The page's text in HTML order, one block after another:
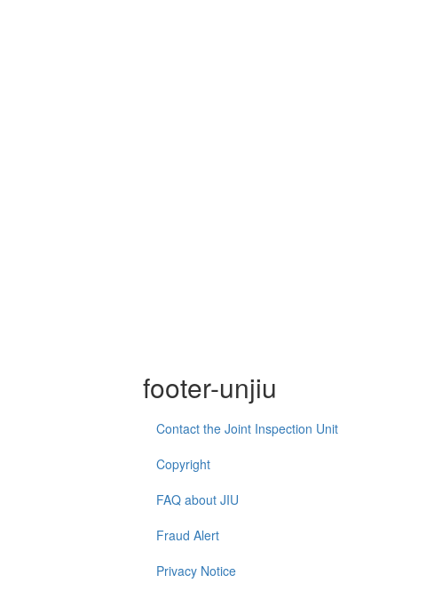
footer-unjiu
Contact the Joint Inspection Unit
Copyright
FAQ about JIU
Fraud Alert
Privacy Notice